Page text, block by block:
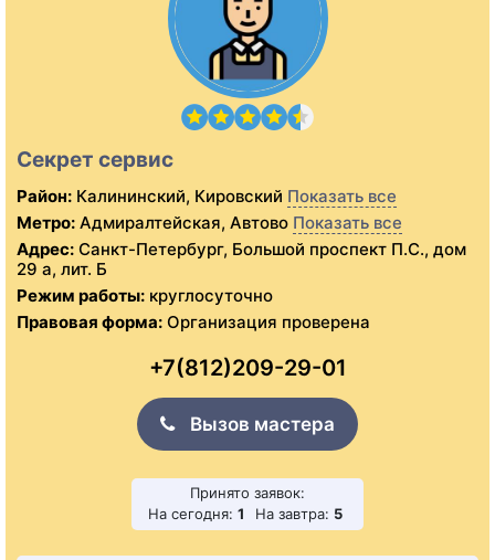
Секрет сервис
Район: Калининский, Кировский Показать все
Метро: Адмиралтейская, Автово Показать все
Адрес: Санкт-Петербург, Большой проспект П.С., дом
29 а, лит. Б
Режим работы: круглосуточно
Правовая форма: Организация проверена
+7(812)209-29-01
Вызов мастера
Принято заявок:
На сегодня: 1 На завтра: 5